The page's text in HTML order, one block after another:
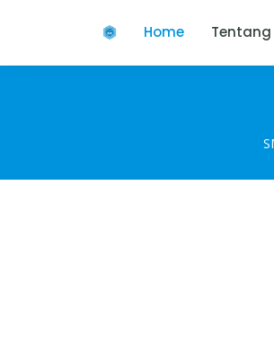
Home Tentang